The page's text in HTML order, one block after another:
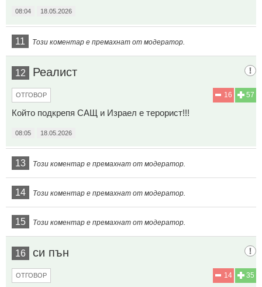
08:04 18.05.2026
11 Този коментар е премахнат от модератор.
12 Реалист
57
16
ОТГОВОР
Който подкрепя САЩ и Израел е терорист!!!
08:05 18.05.2026
13 Този коментар е премахнат от модератор.
14 Този коментар е премахнат от модератор.
15 Този коментар е премахнат от модератор.
16 си пън
35
14
ОТГОВОР